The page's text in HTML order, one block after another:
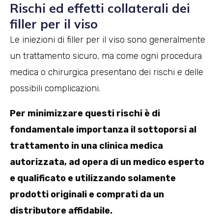
Rischi ed effetti collaterali dei
filler per il viso
Le iniezioni di filler per il viso sono generalmente
un trattamento sicuro, ma come ogni procedura
medica o chirurgica presentano dei rischi e delle
possibili complicazioni.
Per minimizzare questi rischi è di
fondamentale importanza il sottoporsi al
trattamento in una clinica medica
autorizzata, ad opera di un medico esperto
e qualificato e utilizzando solamente
prodotti originali e comprati da un
distributore affidabile.